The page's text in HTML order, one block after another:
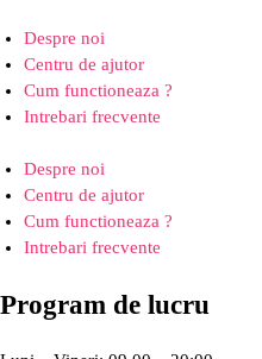
Despre noi
Centru de ajutor
Cum functioneaza ?
Intrebari frecvente
Despre noi
Centru de ajutor
Cum functioneaza ?
Intrebari frecvente
Program de lucru